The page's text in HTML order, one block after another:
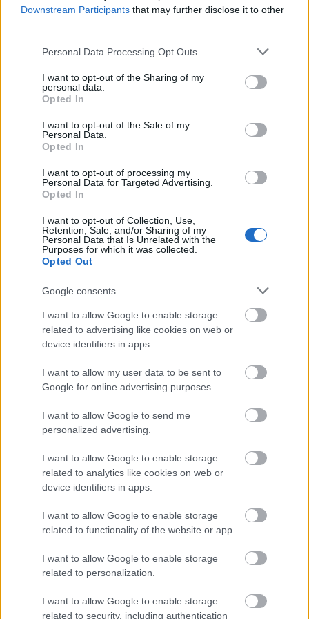
Downstream Participants that may further disclose it to other
Please note that this website/app uses one or more Google
not limited to your visit or usage behaviour. You may click to
grant or deny consent to Google and its third-party tags to
use your data for below specified purposes in below Google
consent section.
Personal Data Processing Opt Outs
I want to opt-out of the Sharing of my
personal data.
Opted In
I want to opt-out of the Sale of my
Personal Data.
Opted In
I want to opt-out of processing my
Personal Data for Targeted Advertising.
Opted In
I want to opt-out of Collection, Use,
Retention, Sale, and/or Sharing of my
Personal Data that Is Unrelated with the
Purposes for which it was collected.
Opted Out
Google consents
I want to allow Google to enable storage
related to advertising like cookies on web or
device identifiers in apps.
I want to allow my user data to be sent to
Google for online advertising purposes.
I want to allow Google to send me
personalized advertising.
I want to allow Google to enable storage
related to analytics like cookies on web or
device identifiers in apps.
I want to allow Google to enable storage
related to functionality of the website or app.
I want to allow Google to enable storage
related to personalization.
I want to allow Google to enable storage
related to security, including authentication
малини:
утрински житарки или овесна каша за
Изблендирајте ги во смути за освежителен
пијалок полн со антиоксиданси.
малини за вкусен појадок или ужина.
Малините можат да ги подобрат и солените
јадења. Обидете се да ги додадете во салати за
слатко изненадување. Тие се одлични и во
десерти како тарти или мафини.
Ако сакате да готвите, обидете се да направите
џемови или сосови со малини. Овие домашни
закуски се совршени за тост или палачинки.
Опциите за малински грицки се бесконечни и
одговараат на сечиј вкус!
Потенцијални ризици од
Малините се вкусни и полни со хранливи
материи. Но, клучно е да се знаат ризиците што
можат да ги претставуваат. Некои луѓе може да
благи или тешки реакции. Симптомите може да
варираат од чешање на кожата до проблеми со
желудникот.
Исто така, важно е да се размисли за
безбедноста на храната со малините. Ако не се
бактерии. Ова вклучува E. coli или Salmonella. За
да останете безбедни, добро измијте ги
малините под ладна вода и исушете ги со чиста
крпа.